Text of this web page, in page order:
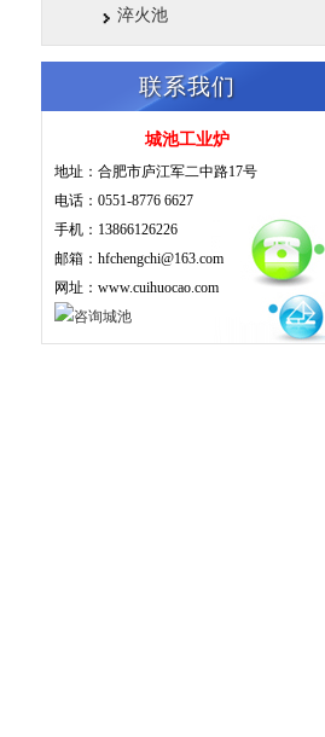
淬火池
联系我们
城池工业炉
地址：合肥市庐江军二中路17号
电话：0551-8776 6627
手机：13866126226
邮箱：hfchengchi@163.com
网址：www.cuihuocao.com